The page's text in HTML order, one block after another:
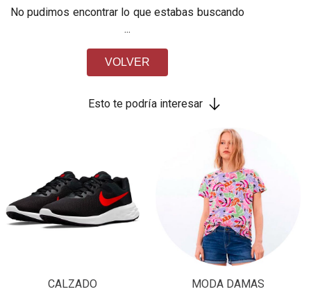
No pudimos encontrar lo que estabas buscando
...
VOLVER
Esto te podría interesar
CALZADO MODA DAMAS